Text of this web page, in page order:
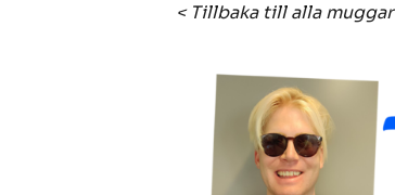
< Tillbaka till alla muggar